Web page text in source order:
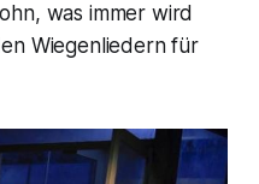
was immer wird
Wiegenliedern für